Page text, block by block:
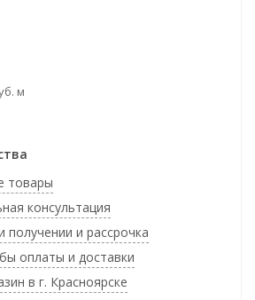
м
товары
консультация
получении и рассрочка
оплаты и доставки
в г. Красноярске